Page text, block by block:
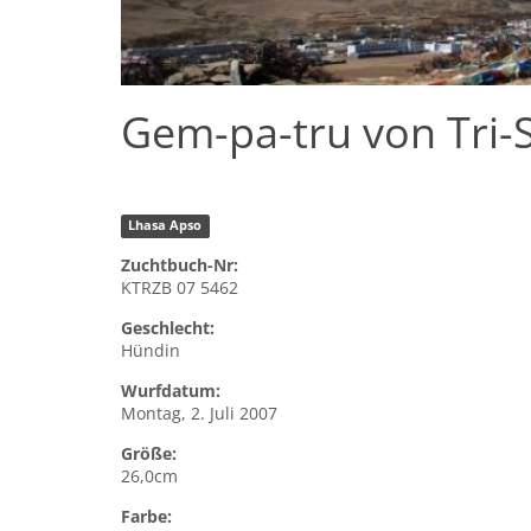
Gem-pa-tru von Tri-
Lhasa Apso
Zuchtbuch-Nr:
KTRZB 07 5462
Geschlecht:
Hündin
Wurfdatum:
Montag, 2. Juli 2007
Größe:
26,0cm
Farbe: